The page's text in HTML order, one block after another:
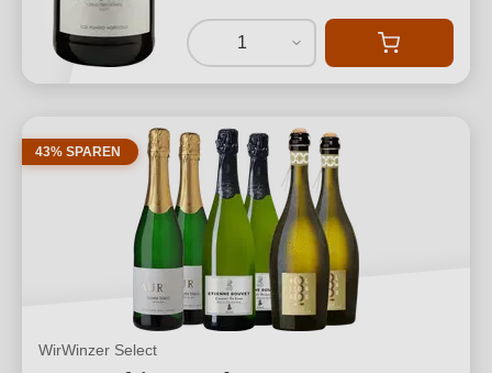
1
43% SPAREN
WirWinzer Select